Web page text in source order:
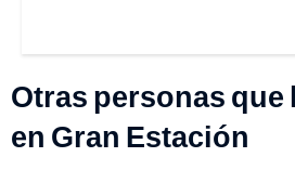
Otras personas que
en Gran Estación